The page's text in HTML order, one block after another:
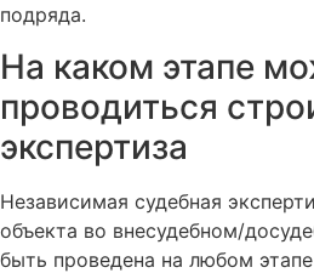
подряда.
На каком этапе
проводиться
экспертиза
Независимая судебная
объекта во внесудебном/
быть проведена на любом